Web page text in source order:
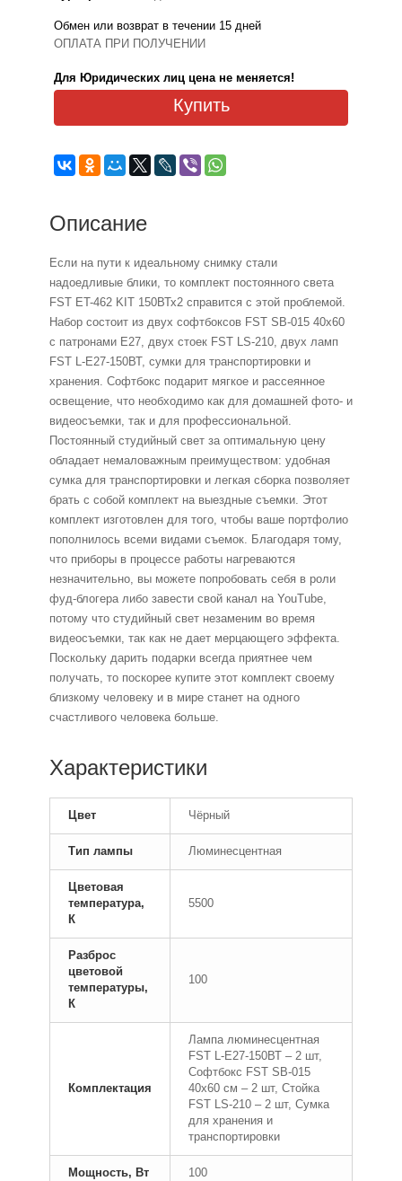
Обмен или возврат в течении 15 дней
ОПЛАТА ПРИ ПОЛУЧЕНИИ
Для Юридических лиц цена не меняется!
Купить
Описание
Если на пути к идеальному снимку стали
надоедливые блики, то комплект постоянного света
FST ET-462 KIT 150ВТх2 справится с этой проблемой.
Набор состоит из двух софтбоксов FST SB-015 40х60
с патронами Е27, двух стоек FST LS-210, двух ламп
FST L-E27-150ВТ, сумки для транспортировки и
хранения. Софтбокс подарит мягкое и рассеянное
освещение, что необходимо как для домашней фото- и
видеосъемки, так и для профессиональной.
Постоянный студийный свет за оптимальную цену
обладает немаловажным преимуществом: удобная
сумка для транспортировки и легкая сборка позволяет
брать с собой комплект на выездные съемки. Этот
комплект изготовлен для того, чтобы ваше портфолио
пополнилось всеми видами съемок. Благодаря тому,
что приборы в процессе работы нагреваются
незначительно, вы можете попробовать себя в роли
фуд-блогера либо завести свой канал на YouTube,
потому что студийный свет незаменим во время
видеосъемки, так как не дает мерцающего эффекта.
Поскольку дарить подарки всегда приятнее чем
получать, то поскорее купите этот комплект своему
близкому человеку и в мире станет на одного
счастливого человека больше.
Характеристики
Цвет Чёрный
Тип лампы Люминесцентная
Цветовая
температура,
К
5500
Разброс
цветовой
температуры,
К
100
Комплектация
Лампа люминесцентная
FST L-E27-150ВТ – 2 шт,
Софтбокс FST SB-015
40x60 см – 2 шт, Стойка
FST LS-210 – 2 шт, Сумка
для хранения и
транспортировки
Мощность, Вт 100